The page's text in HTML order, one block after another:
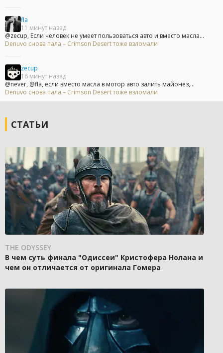
fla
11 минут назад
@zecup, Если человек не умеет пользоваться авто и вместо масла...
Denuvo снова пала – Crimson Desert тоже взломали
zecup
16 минут назад
@never, @fla, если вместо масла в мотор авто залить майонез,...
Denuvo снова пала – Crimson Desert тоже взломали
СТАТЬИ
THE ODYSSEY
В чем суть финала "Одиссеи" Кристофера Нолана и
чем он отличается от оригинала Гомера